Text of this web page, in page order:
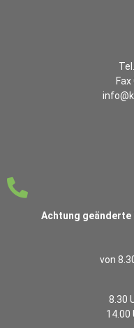
Achtung
von
8.30
14.00